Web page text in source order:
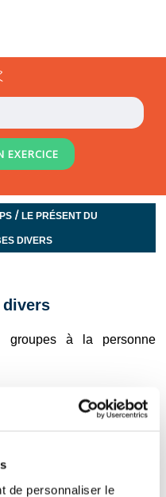
de personnaliser le
EXERCICE
/LE PRÉSENT DU
DIVERS
divers
groupes à la personne